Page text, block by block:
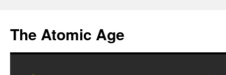
content
The Atomic Age